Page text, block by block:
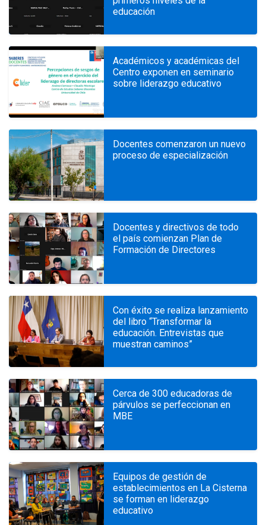
educación
Académicos y académicas del
Centro exponen en seminario
sobre liderazgo educativo
Docentes comenzaron un nuevo
proceso de especialización
Docentes y directivos de todo
el país comienzan Plan de
Formación de Directores
Con éxito se realiza lanzamiento
del libro “Transformar la
educación. Entrevistas que
muestran caminos”
Cerca de 300 educadoras de
párvulos se perfeccionan en
MBE
Equipos de gestión de
establecimientos en La Cisterna
se forman en liderazgo
educativo